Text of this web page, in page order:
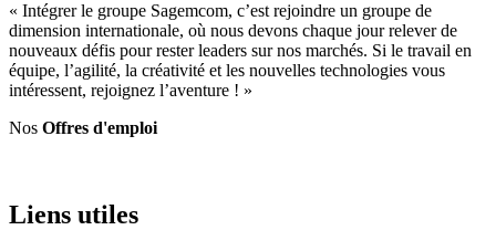
« Intégrer le groupe Sagemcom, c’est rejoindre un groupe de
dimension internationale, où nous devons chaque jour relever de
nouveaux défis pour rester leaders sur nos marchés. Si le travail en
équipe, l’agilité, la créativité et les nouvelles technologies vous
intéressent, rejoignez l’aventure ! »
Nos Offres d'emploi
Liens utiles